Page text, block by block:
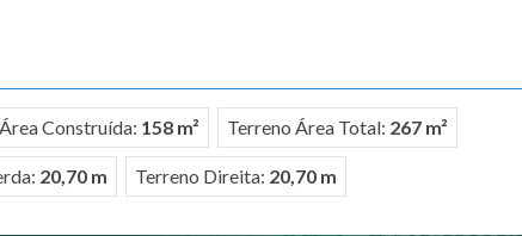
Área Construída: 158 m² Terreno Área Total: 267 m²
20,70 m Terreno Direita: 20,70 m